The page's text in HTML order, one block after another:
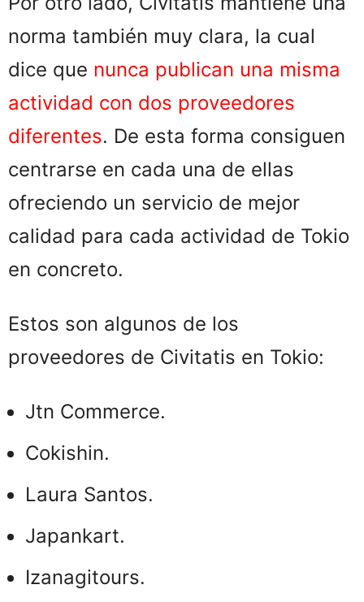
norma también muy clara, la cual
dice que nunca publican una misma
actividad con dos proveedores
diferentes. De esta forma consiguen
centrarse en cada una de ellas
ofreciendo un servicio de mejor
calidad para cada actividad de Tokio
en concreto.
Estos son algunos de los
proveedores de Civitatis en Tokio:
Jtn Commerce.
Cokishin.
Laura Santos.
Japankart.
Izanagitours.